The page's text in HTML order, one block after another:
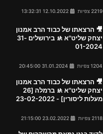
2219 צפיות
🎥 הרצאתו של כבוד הרב אמנון
יצחק שליט"א 🚸 בירושלים 31-
01-2024
1204 צפיות
🎥 הרצאתו של כבוד הרב אמנון
יצחק שליט"א 🚸 ברמלה [26
מעלות ליסורין] - 23-02-2022
2118 צפיות